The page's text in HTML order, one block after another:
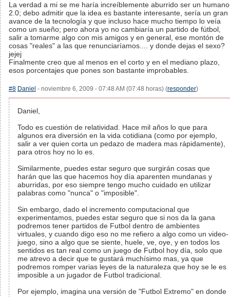
La verdad a mi se me haría increíblemente aburrido ser un humano
2.0; debo admitir que la idea es bastante interesante, sería un gran
avance de la tecnología y que incluso hace mucho tiempo lo veía
como un sueño; pero ahora yo no cambiaría un partido de fútbol,
salir a tomarme algo con mis amigos y en general, ese montón de
cosas "reales" a las que renunciaríamos.... y donde dejas el sexo?
jejej
Finalmente creo que al menos en el corto y en el mediano plazo,
esos porcentajes que pones son bastante improbables.
#8 Daniel - noviembre 6, 2009 - 07:48 AM (07:48 horas) (responder)
Daniel,
Todo es cuestión de relatividad. Hace mil años lo que para
algunos era diversión en la vida cotidiana (como por ejemplo,
salir a ver quien corta un pedazo de madera mas rápidamente),
para otros hoy no lo es.
Similarmente, puedes estar seguro que surgirán cosas que
harán que las que hacemos hoy día aparenten mundanas y
aburridas, por eso siempre tengo mucho cuidado en utilizar
palabras como "nunca" o "imposible".
Sin embargo, dado el incremento computacional que
experimentamos, puedes estar seguro que si nos da la gana
podremos tener partidos de Futbol dentro de ambientes
virtuales, y cuando digo eso no me refiero a algo como un video-
juego, sino a algo que se siente, huele, ve, oye, y en todos los
sentidos es tan real como un juego de Futbol hoy día, solo que
me atrevo a decir que te gustará muchísimo mas, ya que
podremos romper varias leyes de la naturaleza que hoy se le es
imposible a un jugador de Futbol tradicional.
Por ejemplo, imagina una versión de "Futbol Extremo" en donde